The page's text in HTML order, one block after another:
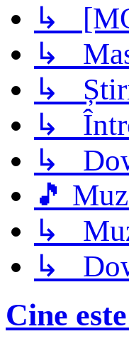
↳
↳
↳
↳
↳
🎵
↳
↳
Cine